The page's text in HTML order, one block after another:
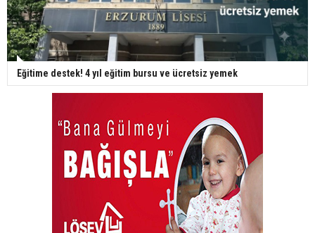
Eğitime destek! 4 yıl eğitim bursu ve ücretsiz yemek